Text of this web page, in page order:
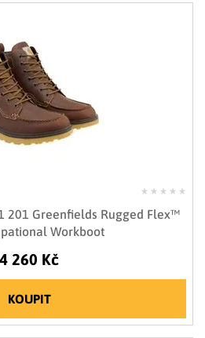
201 Greenfields Rugged Flex™
Workboot
4 260 Kč
KOUPIT